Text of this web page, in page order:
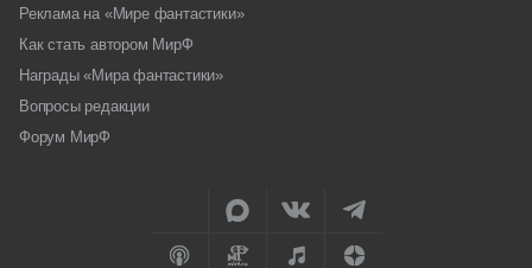
Реклама на «Мире фантастики»
Как стать автором МирФ
Награды «Мира фантастики»
Вопросы редакции
Форум МирФ